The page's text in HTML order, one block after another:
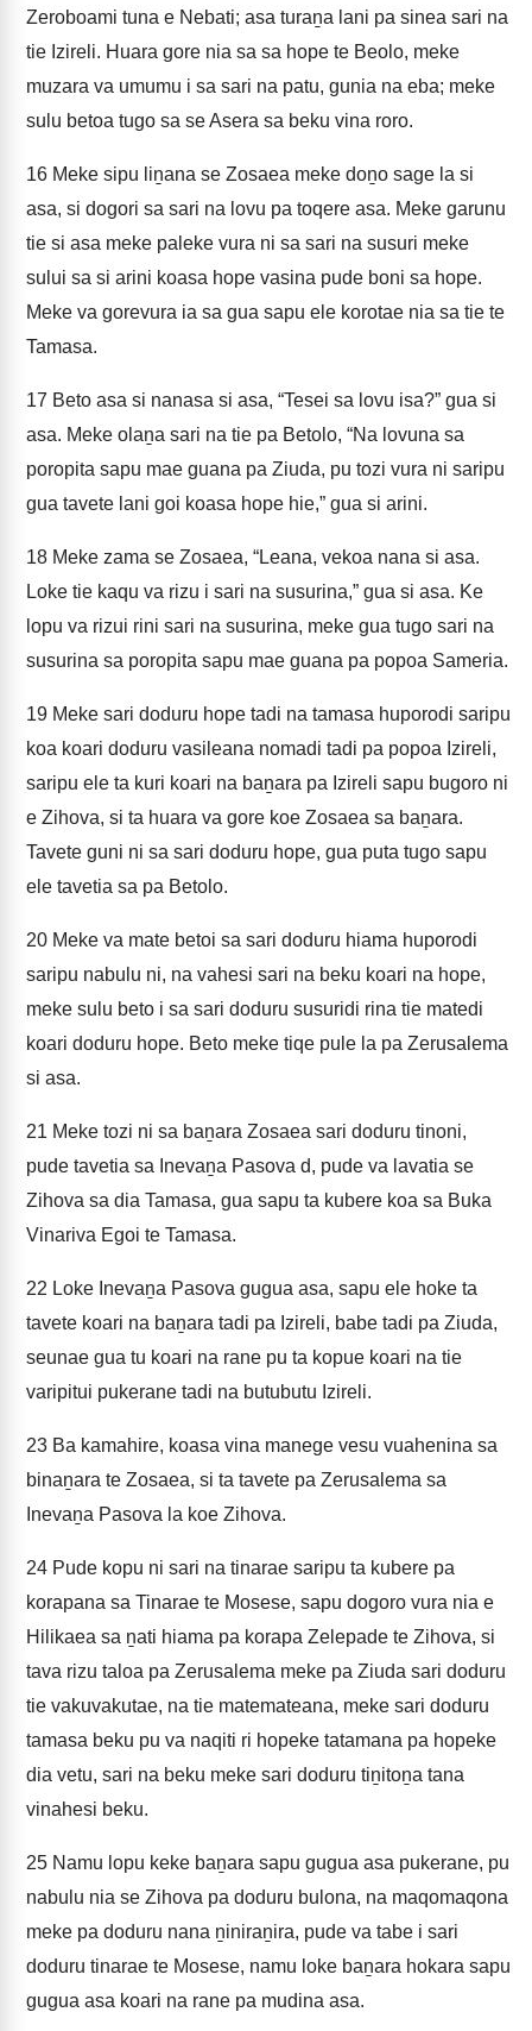
Zeroboami tuna e Nebati; asa turaṉa lani pa sinea sari na
tie Izireli. Huara gore nia sa sa hope te Beolo, meke
muzara va umumu i sa sari na patu, gunia na eba; meke
sulu betoa tugo sa se Asera sa beku vina roro.
16 Meke sipu liṉana se Zosaea meke doṉo sage la si
asa, si dogori sa sari na lovu pa toqere asa. Meke garunu
tie si asa meke paleke vura ni sa sari na susuri meke
sului sa si arini koasa hope vasina pude boni sa hope.
Meke va gorevura ia sa gua sapu ele korotae nia sa tie te
Tamasa.
17 Beto asa si nanasa si asa, “Tesei sa lovu isa?” gua si
asa. Meke olaṉa sari na tie pa Betolo, “Na lovuna sa
poropita sapu mae guana pa Ziuda, pu tozi vura ni saripu
gua tavete lani goi koasa hope hie,” gua si arini.
18 Meke zama se Zosaea, “Leana, vekoa nana si asa.
Loke tie kaqu va rizu i sari na susurina,” gua si asa. Ke
lopu va rizui rini sari na susurina, meke gua tugo sari na
susurina sa poropita sapu mae guana pa popoa Sameria.
19 Meke sari doduru hope tadi na tamasa huporodi saripu
koa koari doduru vasileana nomadi tadi pa popoa Izireli,
saripu ele ta kuri koari na baṉara pa Izireli sapu bugoro ni
e Zihova, si ta huara va gore koe Zosaea sa baṉara.
Tavete guni ni sa sari doduru hope, gua puta tugo sapu
ele tavetia sa pa Betolo.
20 Meke va mate betoi sa sari doduru hiama huporodi
saripu nabulu ni, na vahesi sari na beku koari na hope,
meke sulu beto i sa sari doduru susuridi rina tie matedi
koari doduru hope. Beto meke tiqe pule la pa Zerusalema
si asa.
21 Meke tozi ni sa baṉara Zosaea sari doduru tinoni,
pude tavetia sa Inevaṉa Pasova d, pude va lavatia se
Zihova sa dia Tamasa, gua sapu ta kubere koa sa Buka
Vinariva Egoi te Tamasa.
22 Loke Inevaṉa Pasova gugua asa, sapu ele hoke ta
tavete koari na baṉara tadi pa Izireli, babe tadi pa Ziuda,
seunae gua tu koari na rane pu ta kopue koari na tie
varipitui pukerane tadi na butubutu Izireli.
23 Ba kamahire, koasa vina manege vesu vuahenina sa
binaṉara te Zosaea, si ta tavete pa Zerusalema sa
Inevaṉa Pasova la koe Zihova.
24 Pude kopu ni sari na tinarae saripu ta kubere pa
korapana sa Tinarae te Mosese, sapu dogoro vura nia e
Hilikaea sa ṉati hiama pa korapa Zelepade te Zihova, si
tava rizu taloa pa Zerusalema meke pa Ziuda sari doduru
tie vakuvakutae, na tie matemateana, meke sari doduru
tamasa beku pu va naqiti ri hopeke tatamana pa hopeke
dia vetu, sari na beku meke sari doduru tiṉitoṉa tana
vinahesi beku.
25 Namu lopu keke baṉara sapu gugua asa pukerane, pu
nabulu nia se Zihova pa doduru bulona, na maqomaqona
meke pa doduru nana ṉiniraṉira, pude va tabe i sari
doduru tinarae te Mosese, namu loke baṉara hokara sapu
gugua asa koari na rane pa mudina asa.